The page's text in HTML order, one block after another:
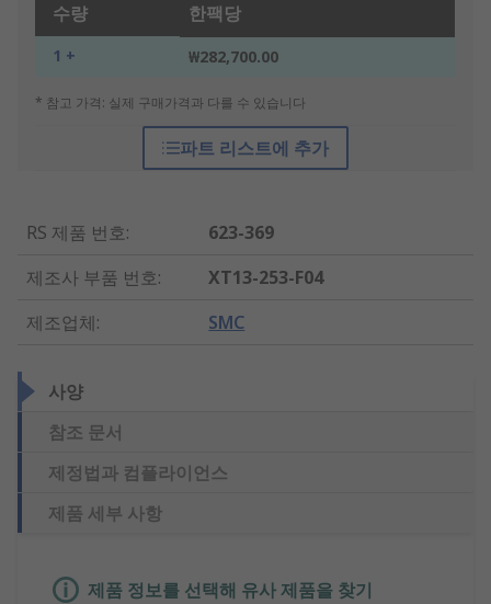
수량 한팩당
1 + ₩282,700.00
* 참고 가격: 실제 구매가격과 다를 수 있습니다
파트 리스트에 추가
RS 제품 번호:
623-369
제조사 부품 번호:
XT13-253-F04
제조업체: SMC
사양
참조 문서
제정법과 컴플라이언스
제품 세부 사항
제품 정보를 선택해 유사 제품을 찾기